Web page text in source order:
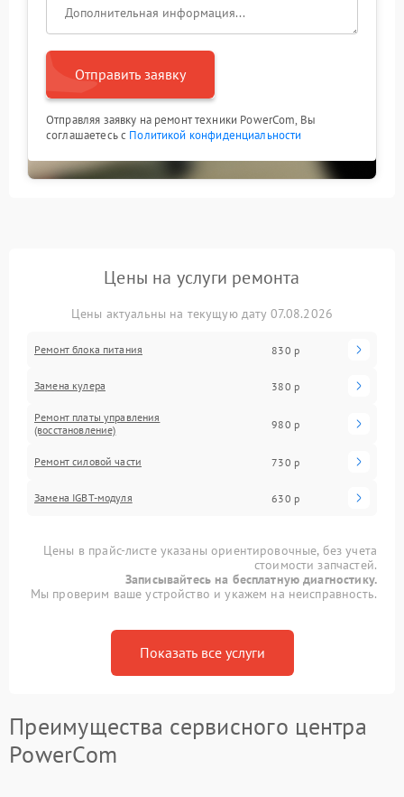
Отправить заявку
Отправляя заявку на ремонт техники PowerCom, Вы
соглашаетесь с Политикой конфиденциальности
Цены на услуги ремонта
Цены актуальны на текущую дату 07.08.2026
Ремонт блока питания 830 р
Замена кулера 380 р
Ремонт платы управления
(восстановление)
980 р
Ремонт силовой части 730 р
Замена IGBT-модуля 630 р
Цены в прайс-листе указаны ориентировочные, без учета
стоимости запчастей.
Записывайтесь на бесплатную диагностику.
Мы проверим ваше устройство и укажем на неисправность.
Показать все услуги
Преимущества сервисного центра
PowerCom